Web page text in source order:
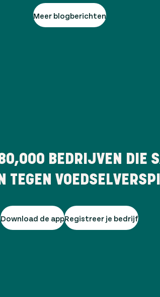
Meer blogberichten
BEDRIJVEN DIE
TEGEN
Download de appRegistreer je bedrijf